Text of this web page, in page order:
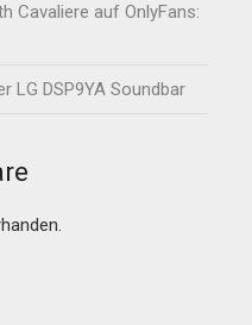
Cavaliere auf OnlyFans:
LG DSP9YA Soundbar